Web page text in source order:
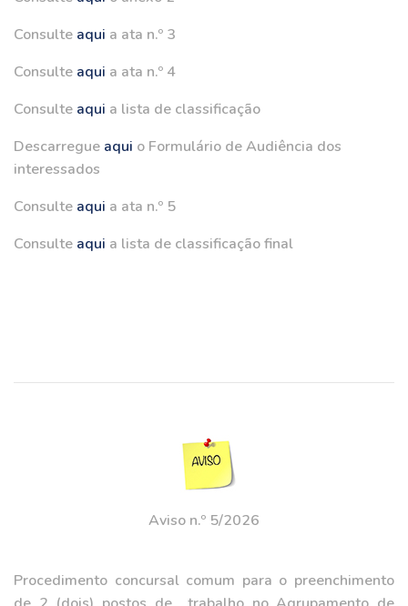
Consulte aqui a ata n.º 3
Consulte aqui a ata n.º 4
Consulte aqui a lista de classificação
Descarregue aqui o Formulário de Audiência dos
interessados
Consulte aqui a ata n.º 5
Consulte aqui a lista de classificação final
Aviso n.º 5/2026
Procedimento concursal comum para o preenchimento